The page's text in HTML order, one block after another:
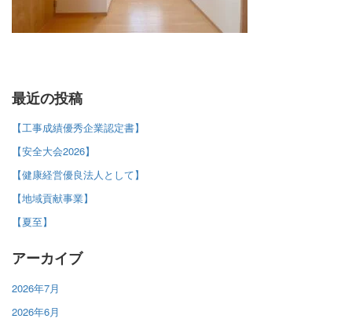
最近の投稿
【工事成績優秀企業認定書】
【安全大会2026】
【健康経営優良法人として】
【地域貢献事業】
【夏至】
アーカイブ
2026年7月
2026年6月